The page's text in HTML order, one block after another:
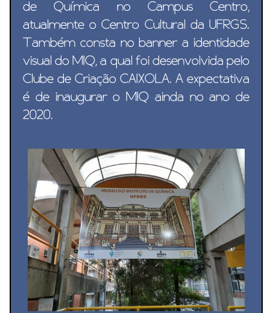
de Química no Campus Centro,
atualmente o Centro Cultural da UFRGS.
Também consta no banner a identidade
visual do MIQ, a qual foi desenvolvida pelo
Clube de Criação CAIXOLA. A expectativa
é de inaugurar o MIQ ainda no ano de
2020.